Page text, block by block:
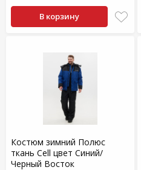
В корзину
Костюм зимний Полюс
ткань Cell цвет Синий/
Черный Восток